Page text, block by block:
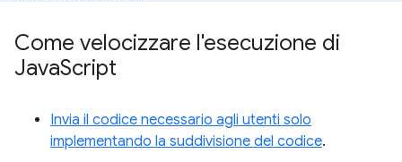
Come velocizzare l'esecuzione di
JavaScript
Invia il codice necessario agli utenti solo
implementando la suddivisione del codice.